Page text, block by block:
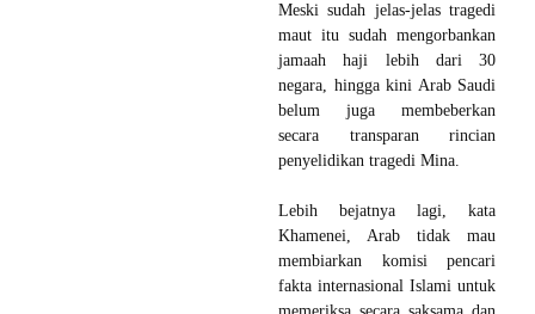
Meski sudah jelas-jelas tragedi
maut itu sudah mengorbankan
jamaah haji lebih dari 30
negara, hingga kini Arab Saudi
belum juga membeberkan
secara transparan rincian
penyelidikan tragedi Mina.
Lebih bejatnya lagi, kata
Khamenei, Arab tidak mau
membiarkan komisi pencari
fakta internasional Islami untuk